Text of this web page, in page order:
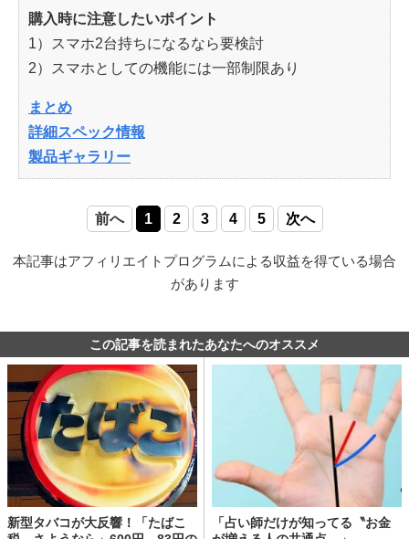
購入時に注意したいポイント
1）スマホ2台持ちになるなら要検討
2）スマホとしての機能には一部制限あり
まとめ
詳細スペック情報
製品ギャラリー
前へ 1 2 3 4 5 次へ
本記事はアフィリエイトプログラムによる収益を得ている場合
があります
この記事を読まれたあなたへのオススメ
新型タバコが大反響！「たばこ
「占い師だけが知ってる〝お金